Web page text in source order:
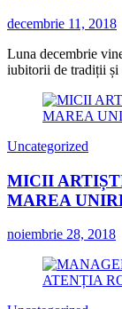
decembrie 11, 2018
Luna decembrie
iubitorii de tradiții
Uncategorized
MICII
MAREA
noiembrie 28, 2018